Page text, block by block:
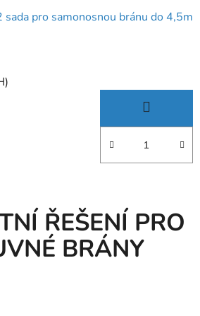
sada pro samonosnou bránu do 4,5m
ŘEŠENÍ PRO
BRÁNY